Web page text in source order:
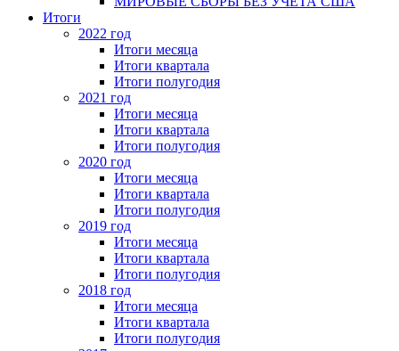
Итоги
2022 год
Итоги месяца
Итоги квартала
Итоги полугодия
2021 год
Итоги месяца
Итоги квартала
Итоги полугодия
2020 год
Итоги месяца
Итоги квартала
Итоги полугодия
2019 год
Итоги месяца
Итоги квартала
Итоги полугодия
2018 год
Итоги месяца
Итоги квартала
Итоги полугодия